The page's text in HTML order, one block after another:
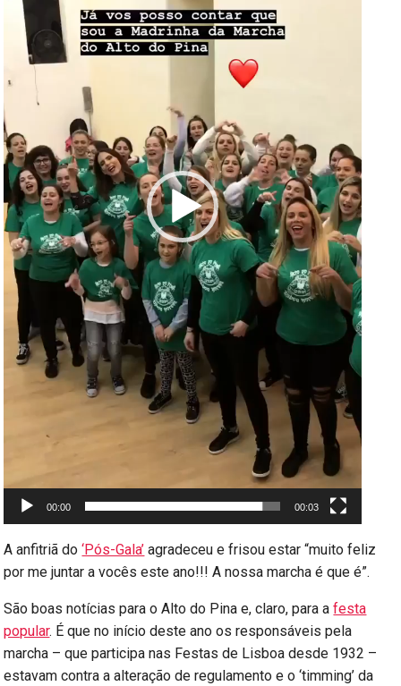
00:00 00:03
A anfitriã do‘Pós-Gala’ agradeceu e frisou estar “muito feliz
por me juntar a vocês este ano!!! A nossa marcha é que é”.
São boas notícias para o Alto do Pina e, claro, para afesta
popular. É que no início deste ano os responsáveis pela
marcha – que participa nas Festas de Lisboa desde 1932 –
estavam contra a alteração de regulamento e o ‘timming’ da